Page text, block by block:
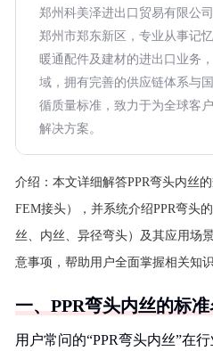
郑州科美泽进出口贸易有限公
郑州市郑东新区，专业从事记
暖通配件及建材的进出口业务
域，拥有完善的供应链体系与
循质量标准，致力于为全球客
解决方案。
介绍： 本文详细解答PPR弯头内丝
FEM接头），并系统介绍PPR弯头
丝、内丝、异径弯头）及其应用场
意事项，帮助用户全面掌握相关知识
一、PPR弯头内丝的标
用户常问的“PPR弯头内丝”在